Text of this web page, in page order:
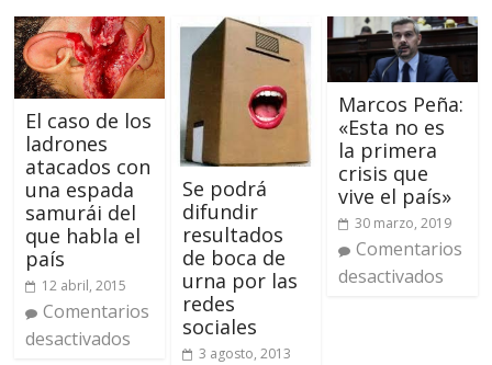
El caso de los
ladrones
atacados con
una espada
samurái del
que habla el
país
12 abril, 2015
Comentarios
desactivados
Se podrá
difundir
resultados
de boca de
urna por las
redes
sociales
3 agosto, 2013
Marcos Peña:
«Esta no es
la primera
crisis que
vive el país»
30 marzo, 2019
Comentarios
desactivados